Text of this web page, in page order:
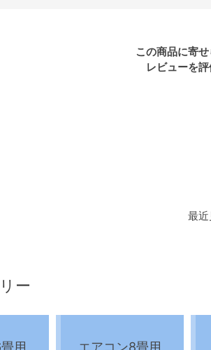
この商品に寄せ
レビューを
最近
ー
用 エアコン8畳用